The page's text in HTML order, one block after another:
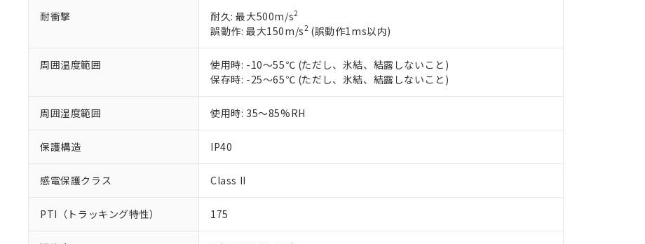
耐衝撃 耐久: 最大500m/s2
誤動作: 最大150m/s2(誤動作1ms以内)
周囲温度範囲
使用時: -10～55℃ (ただし、氷結、結露しないこと)
保存時: -25～65℃ (ただし、氷結、結露しないこと)
周囲湿度範囲 使用時: 35～85%RH
保護構造 IP40
感電保護クラス Class II
PTI（トラッキング特性） 175
いる法人を指します。
EU RoHS指令（10物質）の非含有証明書
51物質の非含有証明書（当社基準）
※本証明書は発行日時点で非含有を証明するもので、過去に遡って非含有を証明するもので
また、RoHS指令のフタル酸エステル類４物質の対応では、対応完了までの期間は出荷製
混在することから備考欄に対応日を記載しておりました。
既に当社にて対応品への在庫切替を完了していることから、特段のことがない限り、
り割愛しております。